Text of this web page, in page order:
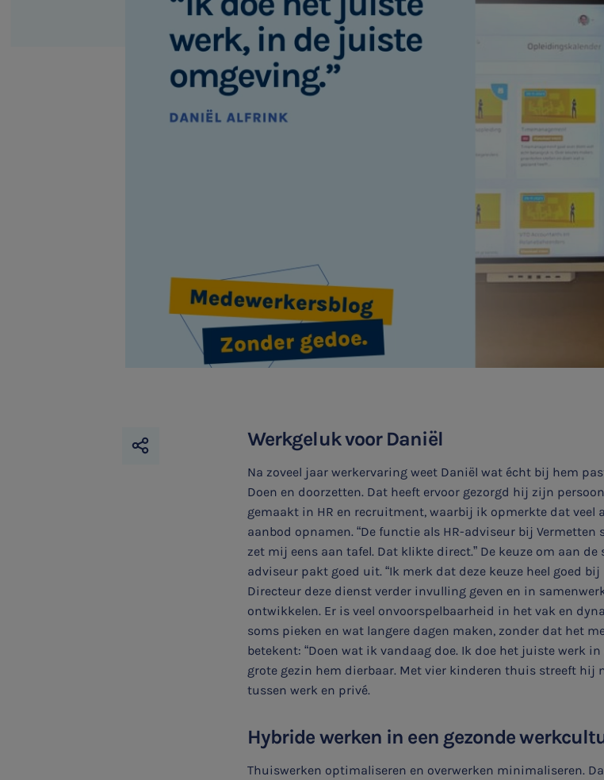
Werkgeluk voor Daniël
Na zoveel jaar werkervaring weet Daniël wat écht bij hem
Doen en doorzetten. Dat heeft ervoor gezorgd hij zijn
gemaakt in HR en recruitment, waarbij ik opmerkte dat veel
aanbod opnamen. “De functie als HR-adviseur bij Vermetten
zet mij eens aan tafel. Dat klikte direct.” De keuze om aan
adviseur pakt goed uit. “Ik merk dat deze keuze heel goed
Directeur deze dienst verder invulling geven en in
ontwikkelen. Er is veel onvoorspelbaarheid in het vak en
soms pieken en wat langere dagen maken, zonder dat het
betekent: “Doen wat ik vandaag doe. Ik doe het juiste werk
grote gezin hem dierbaar. Met vier kinderen thuis streeft hij
tussen werk en privé.
Hybride werken in een gezonde
Thuiswerken optimaliseren en overwerken minimaliseren.